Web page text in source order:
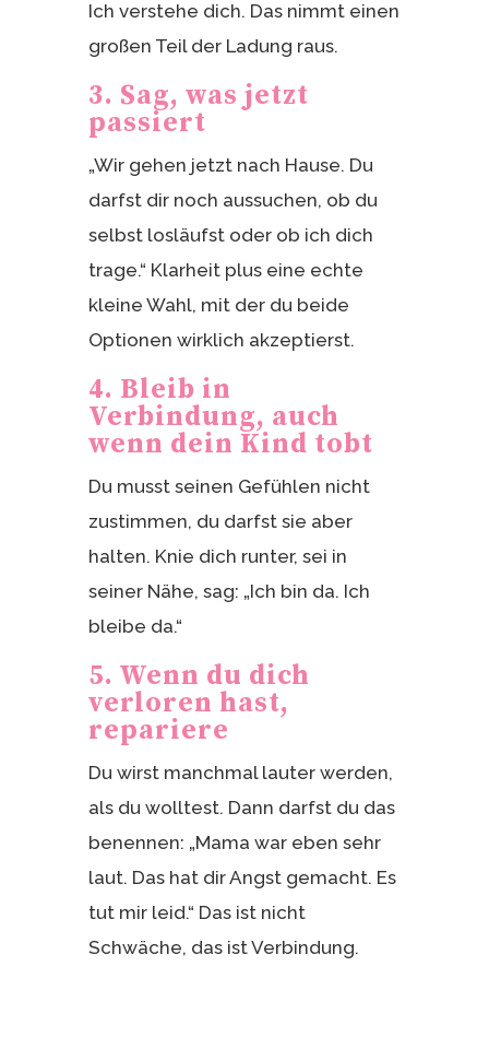
Ich verstehe dich. Das nimmt einen
großen Teil der Ladung raus.
3. Sag, was jetzt
passiert
„Wir gehen jetzt nach Hause. Du
darfst dir noch aussuchen, ob du
selbst losläufst oder ob ich dich
trage.“ Klarheit plus eine echte
kleine Wahl, mit der du beide
Optionen wirklich akzeptierst.
4. Bleib in
Verbindung, auch
wenn dein Kind tobt
Du musst seinen Gefühlen nicht
zustimmen, du darfst sie aber
halten. Knie dich runter, sei in
seiner Nähe, sag: „Ich bin da. Ich
bleibe da.“
5. Wenn du dich
verloren hast,
repariere
Du wirst manchmal lauter werden,
als du wolltest. Dann darfst du das
benennen: „Mama war eben sehr
laut. Das hat dir Angst gemacht. Es
tut mir leid.“ Das ist nicht
Schwäche, das ist Verbindung.